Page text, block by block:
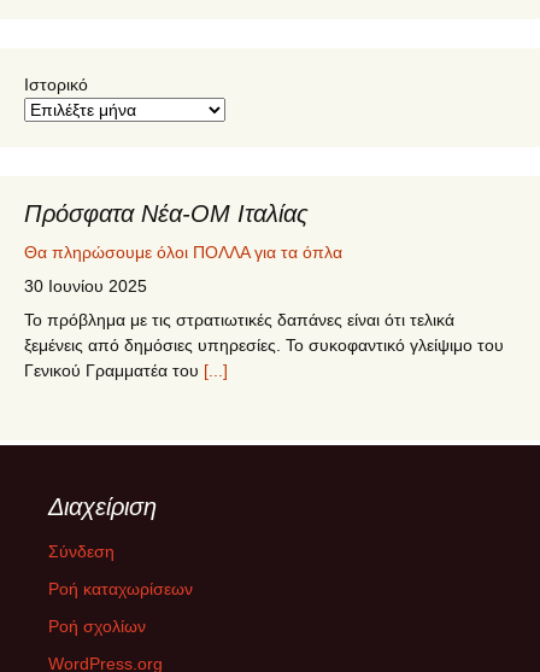
Ιστορικό
Πρόσφατα Νέα-ΟΜ Ιταλίας
Θα πληρώσουμε όλοι ΠΟΛΛΑ για τα όπλα
30 Ιουνίου 2025
Το πρόβλημα με τις στρατιωτικές δαπάνες είναι ότι τελικά
ξεμένεις από δημόσιες υπηρεσίες. Το συκοφαντικό γλείψιμο του
Γενικού Γραμματέα του [...]
Το 5o Συνέδριο του ΣΥΡΙΖΑ-ΠΣ πραγματοποιήθηκε στις 12-15
Ιουνίου 2025 στο Δημοτικό Γυμναστήριο Περιστερίου. Η
ψηφοφορία για την εκλογή των 250
ΔΙΚΑΙΟΣΥΝΗ ΜΕΧΡΙ ΤΕΛΟΥΣ
26 Φεβρουαρίου 2025
Διαχείριση
Σύνδεση
Ροή καταχωρίσεων
Ροή σχολίων
WordPress.org